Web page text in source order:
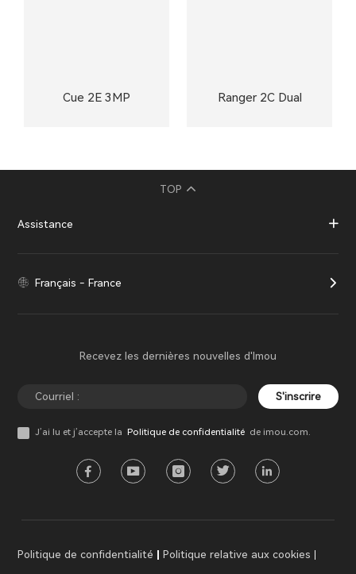
Cue 2E 3MP Ranger 2C Dual
TOP
Assistance
Français - France
Recevez les dernières nouvelles d'Imou
S'inscrire
J’ai lu et j’accepte la Politique de confidentialité de imou.com.
Politique de confidentialité Politique relative aux cookies